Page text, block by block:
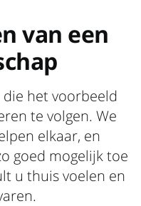
van een
het voorbeeld
te volgen. We
elkaar, en
goed mogelijk toe
u thuis voelen en